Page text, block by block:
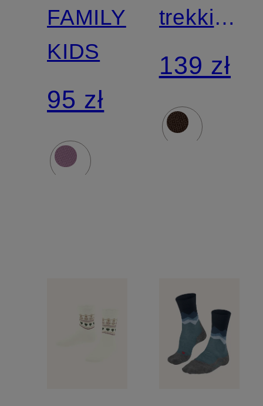
FAMILY
KIDS
95 zł
TK2
139 zł